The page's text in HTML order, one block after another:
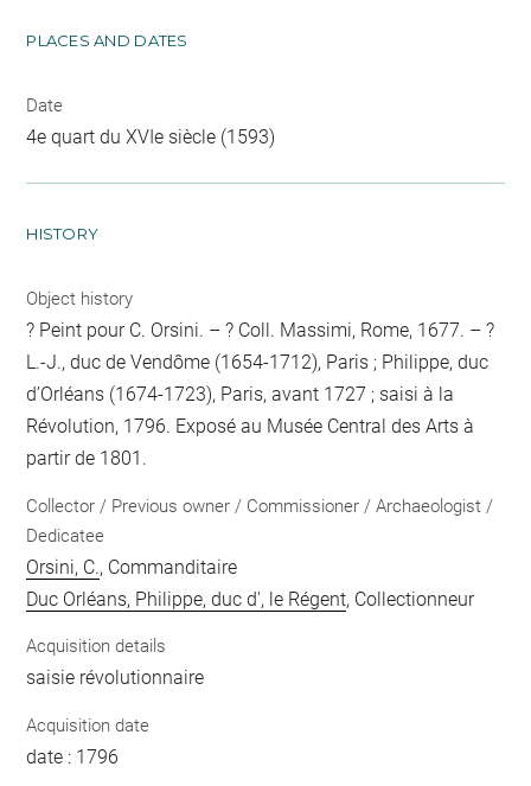
PLACES AND DATES
Date
4e quart du XVIe siècle (1593)
HISTORY
Object history
? Peint pour C. Orsini. – ? Coll. Massimi, Rome, 1677. – ?
L.-J., duc de Vendôme (1654-1712), Paris ; Philippe, duc
d’Orléans (1674-1723), Paris, avant 1727 ; saisi à la
Révolution, 1796. Exposé au Musée Central des Arts à
partir de 1801.
Collector / Previous owner / Commissioner / Archaeologist /
Dedicatee
Orsini, C., Commanditaire
Duc Orléans, Philippe, duc d', le Régent, Collectionneur
Acquisition details
saisie révolutionnaire
Acquisition date
date : 1796